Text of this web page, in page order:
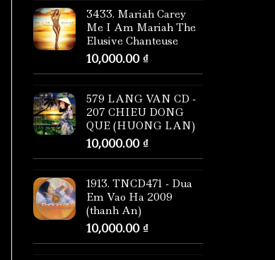
3433. Mariah Carey
Me I Am Mariah The
Elusive Chanteuse
10,000.00 ₫
579 LANG VAN CD -
207 CHIEU DONG
QUE (HUONG LAN)
10,000.00 ₫
1913. TNCD471 - Dua
Em Vao Ha 2009
(thanh An)
10,000.00 ₫